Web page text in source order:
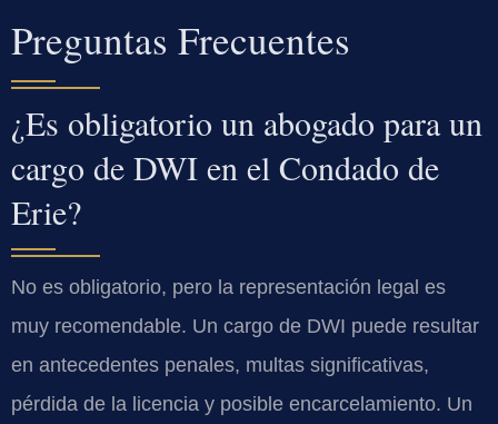
Preguntas Frecuentes
¿Es obligatorio un abogado para un
cargo de DWI en el Condado de
Erie?
No es obligatorio, pero la representación legal es
muy recomendable. Un cargo de DWI puede resultar
en antecedentes penales, multas significativas,
pérdida de la licencia y posible encarcelamiento. Un